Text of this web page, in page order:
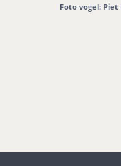
Foto vogel: